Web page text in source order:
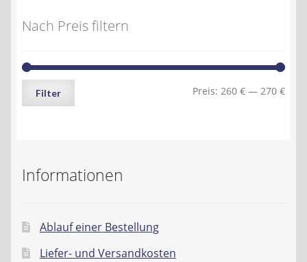
Nach Preis filtern
Min.
Max.
Filter Preis: 260 € — 270 €
Informationen
Ablauf einer Bestellung
Liefer- und Versandkosten